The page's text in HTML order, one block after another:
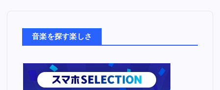
音楽を探す楽しさ